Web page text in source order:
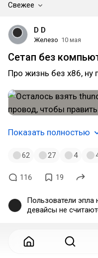
Свежее
D D
Железо 10 мая
Сетап без
Про жизнь без x86, ну
Показать полностью
62 27 4
116 19
Пользователи эпла
девайсы не